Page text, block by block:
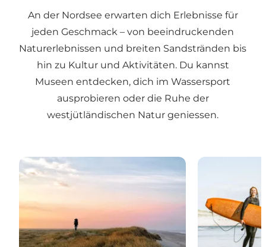
An der Nordsee erwarten dich Erlebnisse für
jeden Geschmack – von beeindruckenden
Naturerlebnissen und breiten Sandstränden bis
hin zu Kultur und Aktivitäten. Du kannst
Museen entdecken, dich im Wassersport
ausprobieren oder die Ruhe der
westjütländischen Natur geniessen.
Naturerlebnisse Wassersport